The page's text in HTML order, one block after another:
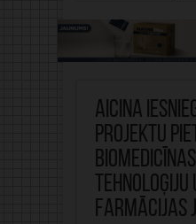
Aicina
projektu
tehnoloģiju
farmācijas